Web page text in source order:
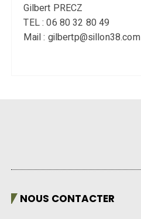
Gilbert PRECZ
TEL : 06 80 32 80 49
Mail : gilbertp@sillon38.com
NOUS CONTACTER